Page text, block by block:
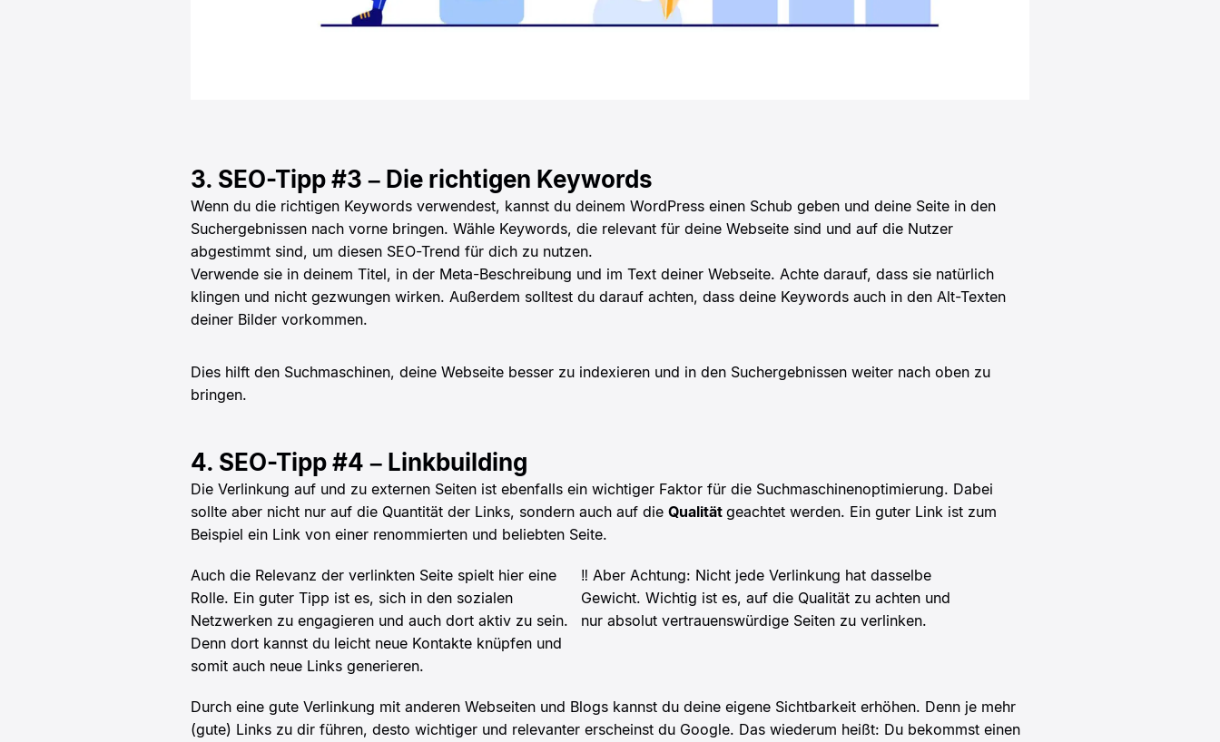
3. SEO-Tipp #3 – Die richtigen Keywords
Wenn du die richtigen Keywords verwendest, kannst du deinem WordPress einen Schub geben und deine Seite in den
Suchergebnissen nach vorne bringen. Wähle Keywords, die relevant für deine Webseite sind und auf die Nutzer
abgestimmt sind, um diesen SEO-Trend für dich zu nutzen.
Verwende sie in deinem Titel, in der Meta-Beschreibung und im Text deiner Webseite. Achte darauf, dass sie natürlich
klingen und nicht gezwungen wirken. Außerdem solltest du darauf achten, dass deine Keywords auch in den Alt-Texten
deiner Bilder vorkommen.
Dies hilft den Suchmaschinen, deine Webseite besser zu indexieren und in den Suchergebnissen weiter nach oben zu
bringen.
4. SEO-Tipp #4 – Linkbuilding
Die Verlinkung auf und zu externen Seiten ist ebenfalls ein wichtiger Faktor für die Suchmaschinenoptimierung. Dabei
sollte aber nicht nur auf die Quantität der Links, sondern auch auf die Qualität geachtet werden. Ein guter Link ist zum
Beispiel ein Link von einer renommierten und beliebten Seite.
Auch die Relevanz der verlinkten Seite spielt hier eine
Rolle. Ein guter Tipp ist es, sich in den sozialen
Netzwerken zu engagieren und auch dort aktiv zu sein.
Denn dort kannst du leicht neue Kontakte knüpfen und
somit auch neue Links generieren.
‼️ Aber Achtung: Nicht jede Verlinkung hat dasselbe
Gewicht. Wichtig ist es, auf die Qualität zu achten und
nur absolut vertrauenswürdige Seiten zu verlinken.
Durch eine gute Verlinkung mit anderen Webseiten und Blogs kannst du deine eigene Sichtbarkeit erhöhen. Denn je mehr
(gute) Links zu dir führen, desto wichtiger und relevanter erscheinst du Google. Das wiederum heißt: Du bekommst einen